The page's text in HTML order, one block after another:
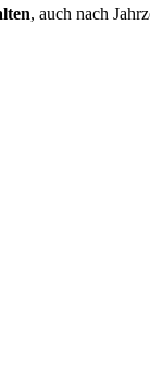
, auch nach